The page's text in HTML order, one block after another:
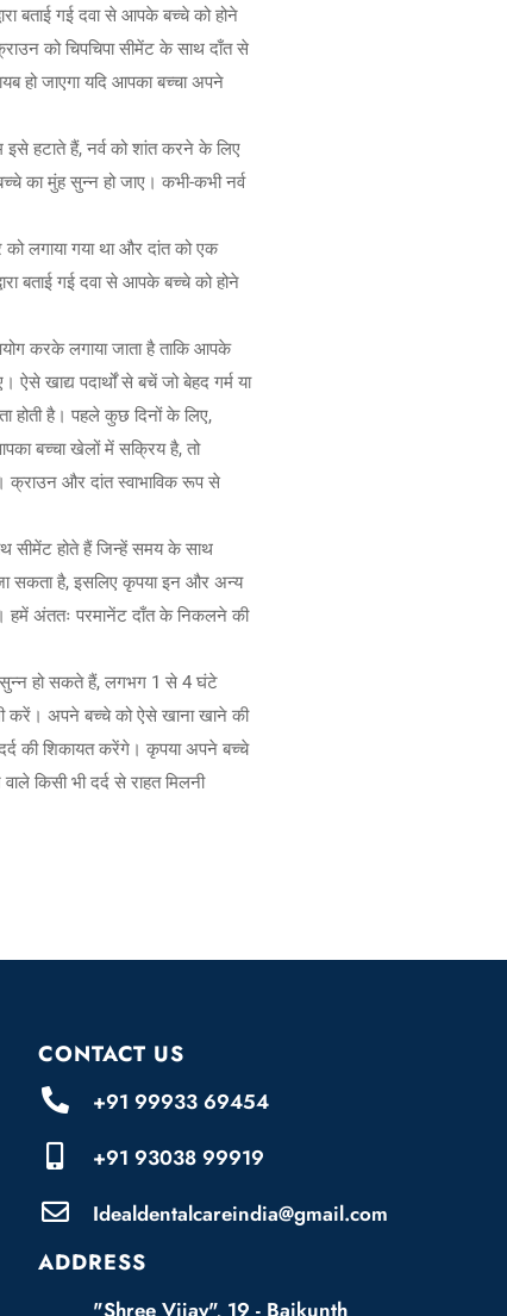
बताई गई दवा से आपके बच्चे को होने
को चिपचिपा सीमेंट के साथ दाँत से
हो जाएगा यदि आपका बच्चा अपने
इसे हटाते हैं, नर्व को शांत करने के लिए
का मुंह सुन्न हो जाए। कभी-कभी नर्व
लगाया गया था और दांत को एक
बताई गई दवा से आपके बच्चे को होने
करके लगाया जाता है ताकि आपके
खाद्य पदार्थों से बचें जो बेहद गर्म या
होती है। पहले कुछ दिनों के लिए,
बच्चा खेलों में सक्रिय है, तो
क्राउन और दांत स्वाभाविक रूप से
सीमेंट होते हैं जिन्हें समय के साथ
सकता है, इसलिए कृपया इन और अन्य
हमें अंततः परमानेंट दाँत के निकलने की
सुन्न हो सकते हैं, लगभग 1 से 4 घंटे
करें। अपने बच्चे को ऐसे खाना खाने की
की शिकायत करेंगे। कृपया अपने बच्चे
किसी भी दर्द से राहत मिलनी
CONTACT US
+91 99933 69454
+91 93038 99919
Idealdentalcareindia@gmail.com
ADDRESS
"Shree Vijay", 19 - Baikunth